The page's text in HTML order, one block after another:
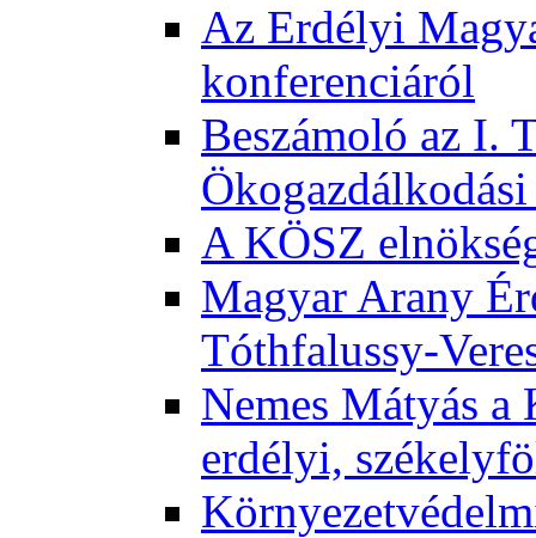
Az Erdélyi
konferenciáról
Beszámoló az I.
A KÖSZ
Magyar Arany
Tóthfalussy-
Nemes Mátyás a
erdélyi,